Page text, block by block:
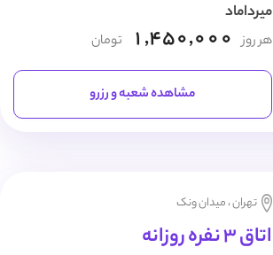
میرداماد
هر روز 1,450,000 تومان
مشاهده شعبه و رزرو
تهران ، میدان ونک
اتاق 3 نفره روزانه